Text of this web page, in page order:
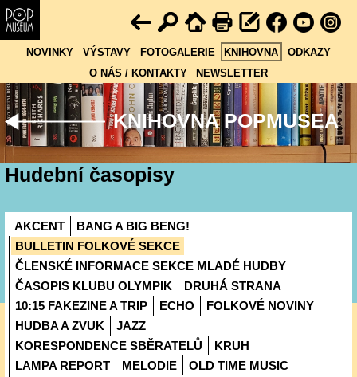
NOVINKY VÝSTAVY FOTOGALERIE KNIHOVNA
ODKAZY
O NÁS / KONTAKTY
NEWSLETTER
KNIHOVNA POPMUSEA
Hudební časopisy
AKCENT
BANG A BIG BENG!
BULLETIN FOLKOVÉ SEKCE
ČLENSKÉ INFORMACE SEKCE MLADÉ HUDBY
ČASOPIS KLUBU OLYMPIK
DRUHÁ STRANA
10:15 FAKEZINE A TRIP
ECHO
FOLKOVÉ NOVINY
HUDBA A ZVUK
JAZZ
KORESPONDENCE SBĚRATELŮ
KRUH
LAMPA REPORT
MELODIE
OLD TIME MUSIC